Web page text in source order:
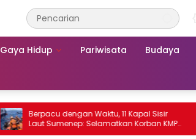
Gaya Hidup Pariwisata Budaya
Berpacu dengan Waktu, 11 Kapal Sisir
Laut Sumenep: Selamatkan Korban KMP
Mutiara Sentosa 2